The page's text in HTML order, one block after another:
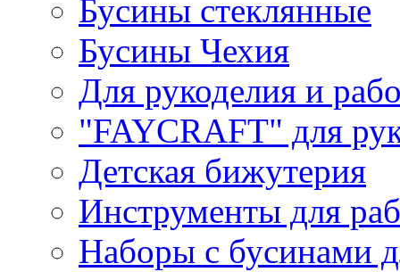
Бусины стеклянные
Бусины Чехия
Для рукоделия и
"FAYCRAFT" для
Детская бижутерия
Инструменты для
Наборы с бусинами